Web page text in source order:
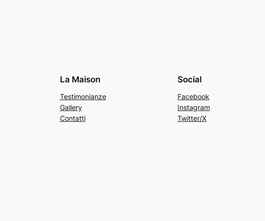
La Maison
Testimonianze
Gallery
Contatti
Social
Facebook
Instagram
Twitter/X